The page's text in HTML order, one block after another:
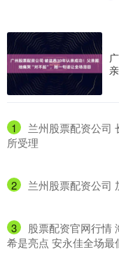
1
兰州股票配资公司
所受理
2 兰州股票配资公司
3
股票配资官网行情
希是亮点 安永佳全场最